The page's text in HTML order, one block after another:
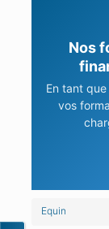
Nos
En tant
vos
Equin